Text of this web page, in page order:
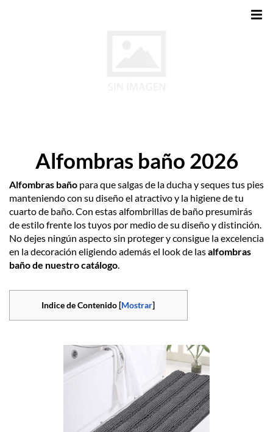
Alfombras baño 2026
Alfombras baño para que salgas de la ducha y seques tus pies
manteniendo con su diseño el atractivo y la higiene de tu
cuarto de baño. Con estas alfombrillas de baño presumirás
de estilo frente los tuyos por medio de su diseño y distinción.
No dejes ningún aspecto sin proteger y consigue la excelencia
en la decoración eligiendo además el look de lasalfombras
baño de nuestro catálogo
Indice de Contenido [Mostrar]